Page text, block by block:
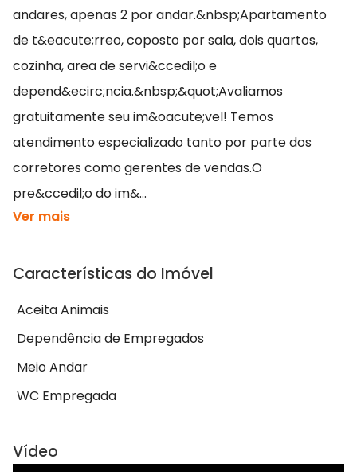
andares, apenas 2 por andar.&nbsp;Apartamento
de t&eacute;rreo, coposto por sala, dois quartos,
cozinha, area de servi&ccedil;o e
depend&ecirc;ncia.&nbsp;&quot;Avaliamos
gratuitamente seu im&oacute;vel! Temos
atendimento especializado tanto por parte dos
corretores como gerentes de vendas.O
pre&ccedil;o do im&...
Ver mais
Características do Imóvel
Aceita Animais
Dependência de Empregados
Meio Andar
WC Empregada
Vídeo